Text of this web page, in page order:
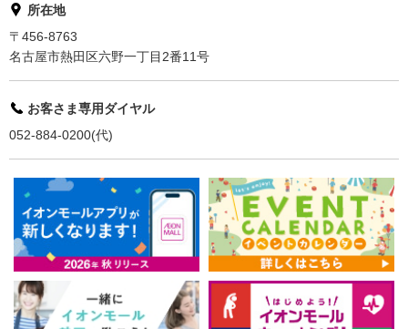
所在地
〒456-8763
名古屋市熱田区六野一丁目2番11号
お客さま専用ダイヤル
052-884-0200(代)